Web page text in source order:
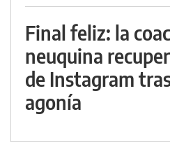
Final feliz: la
neuquina
de Instagram
agonía